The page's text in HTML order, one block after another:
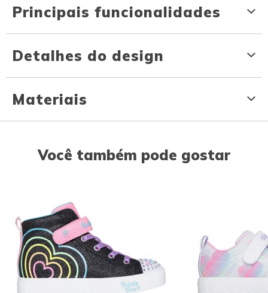
Principais funcionalidades
Detalhes do design
Materiais
Você também pode gostar